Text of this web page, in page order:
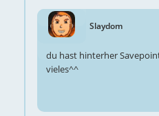
Slaydom
du hast hinterher
vieles^^